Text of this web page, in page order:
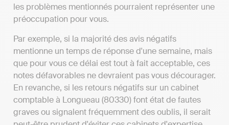
les problèmes mentionnés pourraient représenter une
préoccupation pour vous.
Par exemple, si la majorité des avis négatifs
mentionne un temps de réponse d'une semaine, mais
que pour vous ce délai est tout à fait acceptable, ces
notes défavorables ne devraient pas vous décourager.
En revanche, si les retours négatifs sur un cabinet
comptable à Longueau (80330) font état de fautes
graves ou signalent fréquemment des oublis, il serait